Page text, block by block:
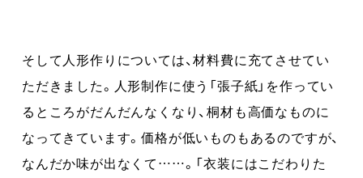
そして人形作りについては、材料費に充てさせてい
ただきました。人形制作に使う「張子紙」を作ってい
るところがだんだんなくなり、桐材も高価なものに
なってきています。価格が低いものもあるのですが、
なんだか味が出なくて……。「衣装にはこだわりた